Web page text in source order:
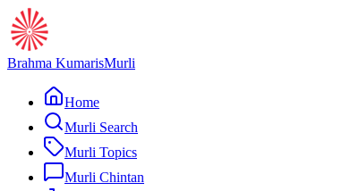
Brahma KumarisMurli
Home
Murli Search
Murli Topics
Murli Chintan